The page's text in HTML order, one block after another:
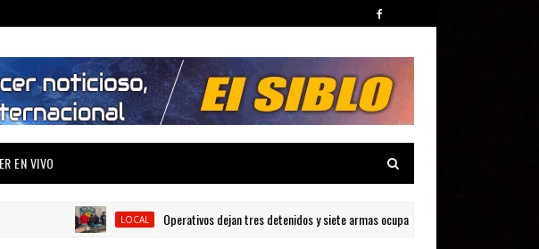
EN VIVO
LOCAL Operativos dejan tres detenidos y siete armas ocupadas en Barahona